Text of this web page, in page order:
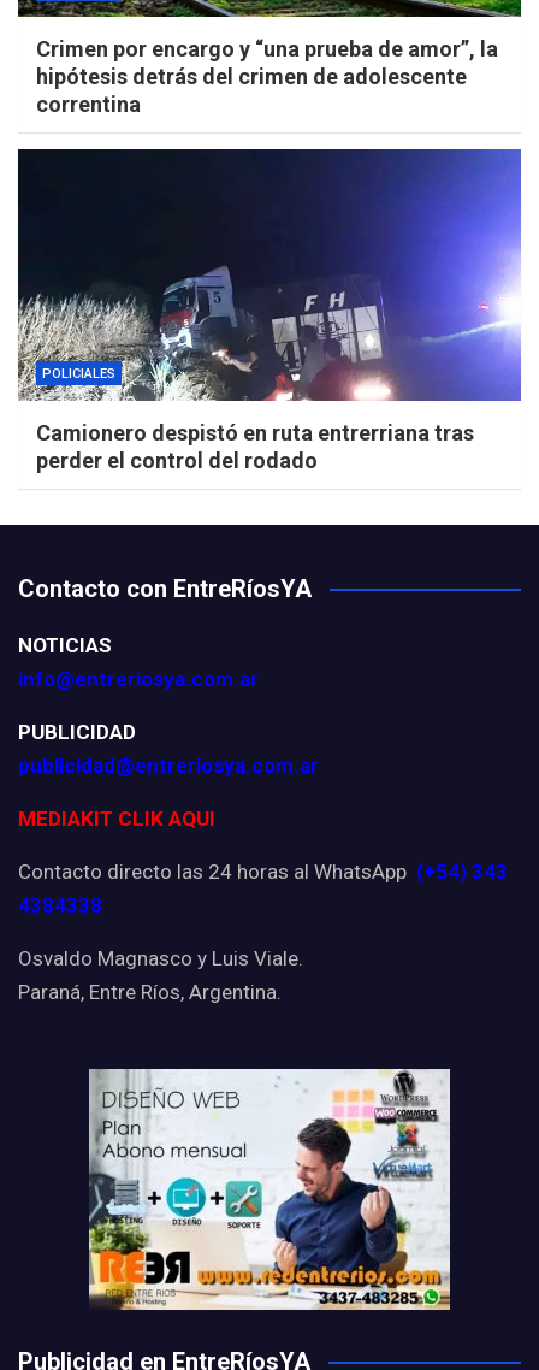
Crimen por encargo y “una prueba de amor”, la
hipótesis detrás del crimen de adolescente
correntina
POLICIALES
Camionero despistó en ruta entrerriana tras
perder el control del rodado
Contacto con EntreRíosYA
NOTICIAS
info@entreriosya.com.ar
PUBLICIDAD
publicidad@entreriosya.com.ar
MEDIAKIT CLIK AQUI
Contacto directo las 24 horas al WhatsApp (+54) 343
4384338
Osvaldo Magnasco y Luis Viale.
Paraná, Entre Ríos, Argentina.
Publicidad en EntreRíosYA